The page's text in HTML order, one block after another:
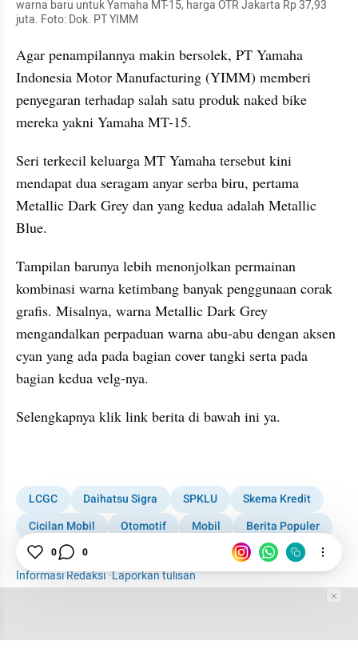
warna baru untuk Yamaha MT-15, harga OTR Jakarta Rp 37,93
juta. Foto: Dok. PT YIMM
Agar penampilannya makin bersolek, PT Yamaha
Indonesia Motor Manufacturing (YIMM) memberi
penyegaran terhadap salah satu produk naked bike
mereka yakni Yamaha MT-15.
Seri terkecil keluarga MT Yamaha tersebut kini
mendapat dua seragam anyar serba biru, pertama
Metallic Dark Grey dan yang kedua adalah Metallic
Blue.
Tampilan barunya lebih menonjolkan permainan
kombinasi warna ketimbang banyak penggunaan corak
grafis. Misalnya, warna Metallic Dark Grey
mengandalkan perpaduan warna abu-abu dengan aksen
cyan yang ada pada bagian cover tangki serta pada
bagian kedua velg-nya.
Selengkapnya klik link berita di bawah ini ya.
LCGC Daihatsu Sigra SPKLU
Skema Kredit
Cicilan Mobil
Otomotif Mobil
Berita Populer
Yamaha
Yamaha MT-15
Cicilan
Informasi Redaksi·Laporkan tulisan
0 0